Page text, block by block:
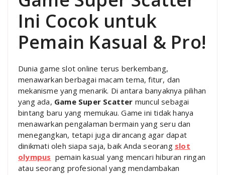
Ini Cocok untuk
Pemain Kasual & Pro!
Dunia game slot online terus berkembang,
menawarkan berbagai macam tema, fitur, dan
mekanisme yang menarik. Di antara banyaknya pilihan
yang ada, Game Super Scatter muncul sebagai
bintang baru yang memukau. Game ini tidak hanya
menawarkan pengalaman bermain yang seru dan
menegangkan, tetapi juga dirancang agar dapat
dinikmati oleh siapa saja, baik Anda seorang slot
olympus pemain kasual yang mencari hiburan ringan
atau seorang profesional yang mendambakan